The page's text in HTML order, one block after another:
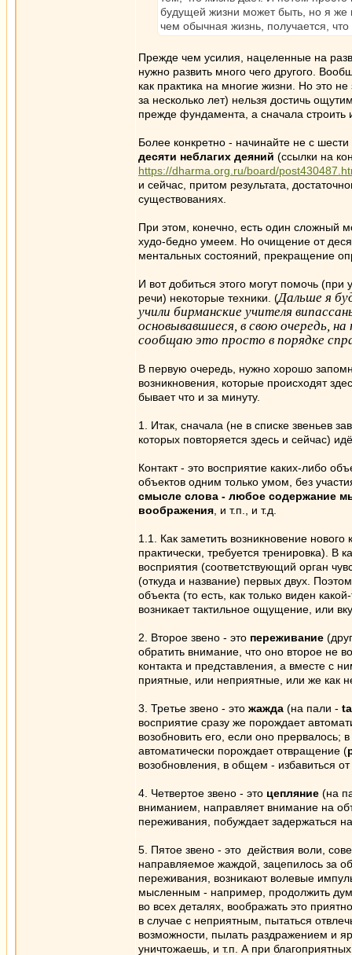
будущей жизни может быть, но я же
чем обычная жизнь, получается, что
Прежде чем усилия, нацеленные на
нужно развить много чего другого.
как практика на многие жизни. Но это
за несколько лет) нельзя достичь
прежде фундамента, а сначала
Более конкретно - начинайте не с
десяти неблагих деяний (ссылки на
https://dharma.org.ru/board/
и сейчас, притом результата,
существованиях.
При этом, конечно, есть один сложный
худо-бедно умеем. Но очищение от
ментальных состояний, прекращение
И вот добиться этого могут помочь
речи) некоторые техники. (Дальше я
учили бирманские учителя
основывавшиеся, в свою очередь,
сообщаю это просто в порядке
В первую очередь, нужно хорошо
возникновения, которые происходят
бывает что и за минуту.
1. Итак, сначала (не в списке звеньев
которых повторяется здесь и сейчас)
Контакт - это восприятие каких-либо
объектов одним только умом, без
смысле слова - любое содержание
воображения , и т.п., и т.д.
1.1. Как заметить возникновение
практически, требуется тренировка). В
восприятия (соответствующий орган
(откуда и название) первых двух.
объекта (то есть, как только виден
возникает тактильное ощущение, или
2. Второе звено - это переживание
обратить внимание, что оно второе не
контакта и представления, а вместе с
приятные, или неприятные, или же как
3. Третье звено - это жажда (на пали -
восприятие сразу же порождает
возобновить его, если оно
автоматически порождает отвращение (
возобновления, в общем - избавиться от
4. Четвертое звено - это цепляние (на
вниманием, направляет внимание на
переживания, побуждает задержаться
5. Пятое звено - это действия воли,
направляемое жаждой, зацепилось за
переживания, возникают волевые
мысленным - например, продолжить
во всех деталях, воображать это
в случае с неприятным, пытаться
возможности, пылать раздражением и
уничтожаешь, и т.п. А при